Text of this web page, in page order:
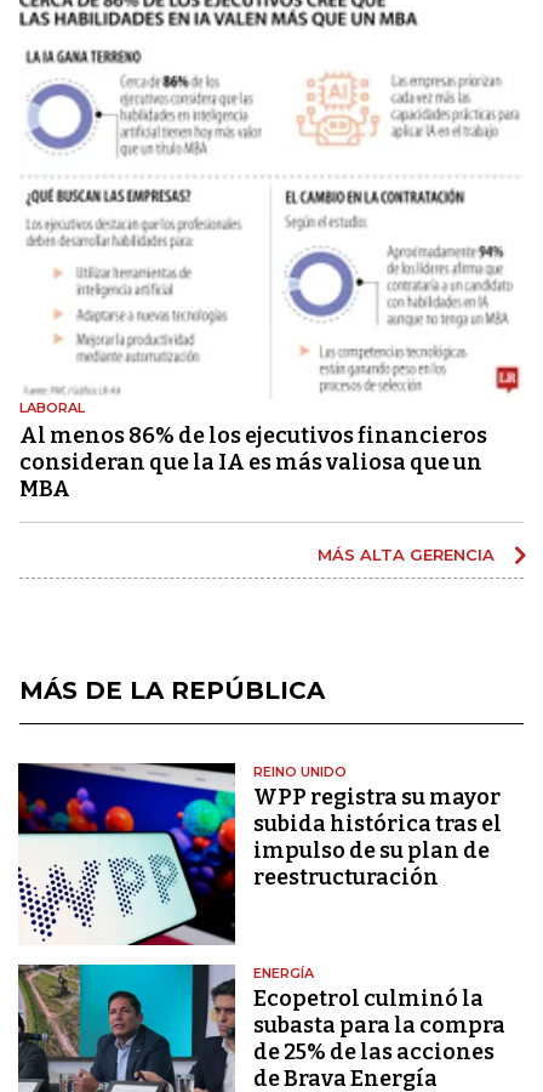
LABORAL
Al menos 86% de los ejecutivos financieros
consideran que la IA es más valiosa que un
MBA
MÁS ALTA GERENCIA
MÁS DE LA REPÚBLICA
REINO UNIDO
WPP registra su mayor
subida histórica tras el
impulso de su plan de
reestructuración
ENERGÍA
Ecopetrol culminó la
subasta para la compra
de 25% de las acciones
de Brava Energía